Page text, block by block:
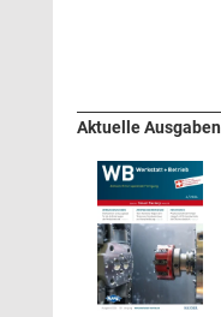
Aktuelle Ausgaben